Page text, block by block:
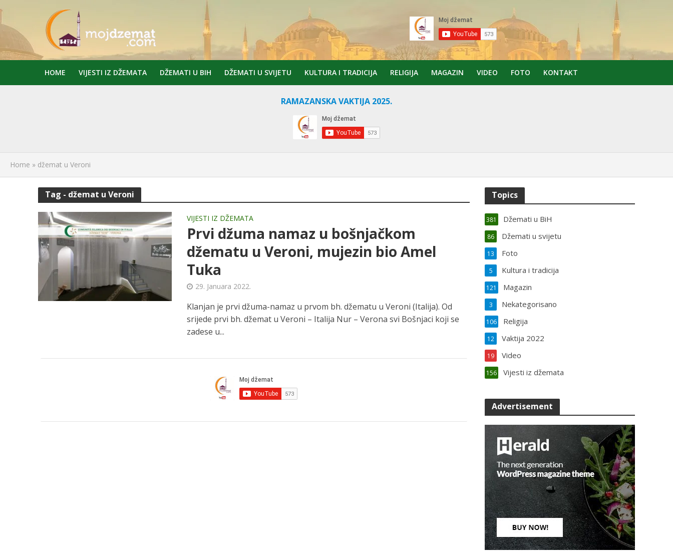
HOME VIJESTI IZ DŽEMATA DŽEMATI U BIH DŽEMATI U SVIJETU KULTURA I TRADICIJA RELIGIJA MAGAZIN VIDEO FOTO KONTAKT
RAMAZANSKA VAKTIJA 2025.
Home » džemat u Veroni
Tag - džemat u Veroni
VIJESTI IZ DŽEMATA
Prvi džuma namaz u bošnjačkom
džematu u Veroni, mujezin bio Amel
Tuka
29. Januara 2022.
Klanjan je prvi džuma-namaz u prvom bh. džematu u Veroni (Italija). Od
srijede prvi bh. džemat u Veroni – Italija Nur – Verona svi Bošnjaci koji se
zadese u...
Topics
Džemati u BiH
381
Džemati u svijetu
86
Foto
13
Kultura i tradicija
5
Magazin
121
Nekategorisano
3
Religija
106
Vaktija 2022
12
Video
19
Vijesti iz džemata
156
Advertisement